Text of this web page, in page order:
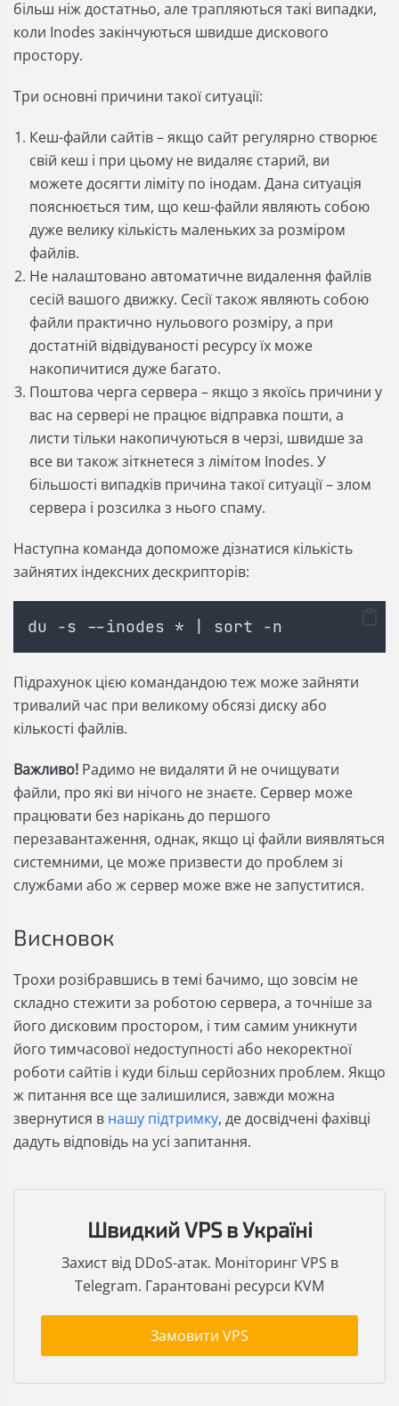
більш ніж достатньо, але трапляються такі випадки,
коли Inodes закінчуються швидше дискового
простору.
Три основні причини такої ситуації:
Кеш-файли сайтів – якщо сайт регулярно створює
свій кеш і при цьому не видаляє старий, ви
можете досягти ліміту по інодам. Дана ситуація
пояснюється тим, що кеш-файли являють собою
дуже велику кількість маленьких за розміром
файлів.
Не налаштовано автоматичне видалення файлів
сесій вашого движку. Сесії також являють собою
файли практично нульового розміру, а при
достатній відвідуваності ресурсу їх може
накопичитися дуже багато.
Поштова черга сервера – якщо з якоїсь причини у
вас на сервері не працює відправка пошти, а
листи тільки накопичуються в черзі, швидше за
все ви також зіткнетеся з лімітом Inodes. У
більшості випадків причина такої ситуації – злом
сервера і розсилка з нього спаму.
Наступна команда допоможе дізнатися кількість
зайнятих індексних дескрипторів:
du -s --inodes * | sort -n
Підрахунок цією командандою теж може зайняти
тривалий час при великому обсязі диску або
кількості файлів.
Важливо! Радимо не видаляти й не очищувати
файли, про які ви нічого не знаєте. Сервер може
працювати без нарікань до першого
перезавантаження, однак, якщо ці файли виявляться
системними, це може призвести до проблем зі
службами або ж сервер може вже не запуститися.
Висновок
Трохи розібравшись в темі бачимо, що зовсім не
складно стежити за роботою сервера, а точніше за
його дисковим простором, і тим самим уникнути
його тимчасової недоступності або некоректної
роботи сайтів і куди більш серйозних проблем. Якщо
ж питання все ще залишилися, завжди можна
звернутися в нашу підтримку, де досвідчені фахівці
дадуть відповідь на усі запитання.
Швидкий VPS в Україні
Захист від DDoS-атак. Моніторинг VPS в
Telegram. Гарантовані ресурси KVM
Замовити VPS